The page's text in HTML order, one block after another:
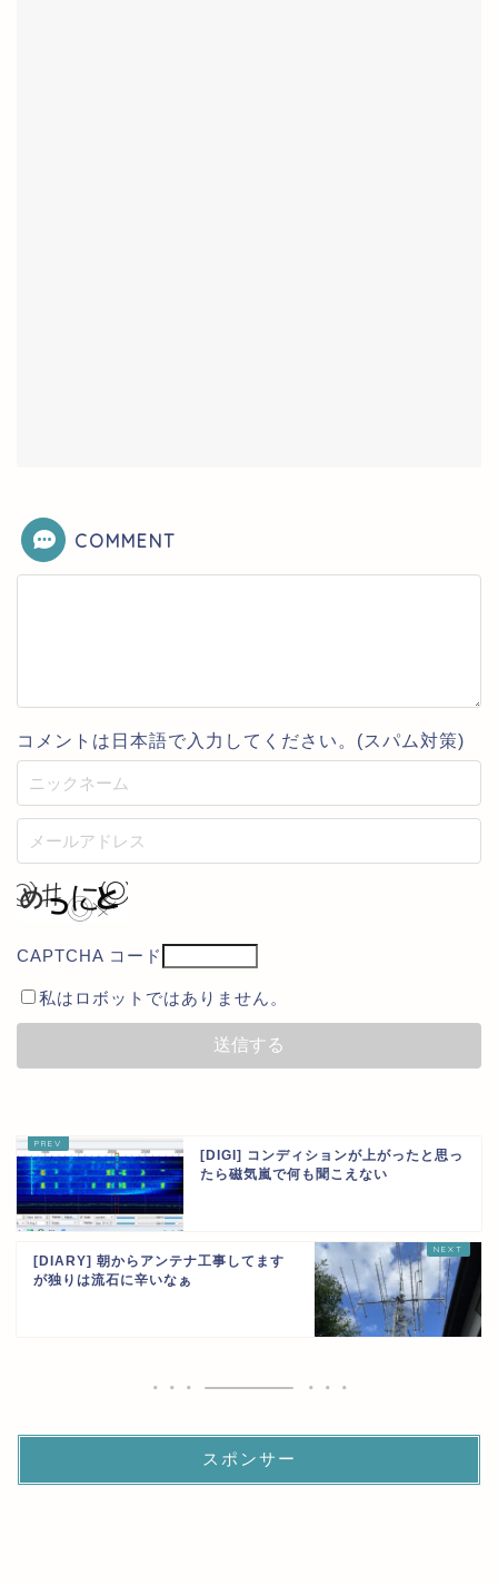
COMMENT
コメントは日本語で入力してください。(スパム対策)
CAPTCHA コード
私はロボットではありません。
[DIGI] コンディションが上がったと思っ
たら磁気嵐で何も聞こえない
[DIARY] 朝からアンテナ工事してます
が独りは流石に辛いなぁ
スポンサー